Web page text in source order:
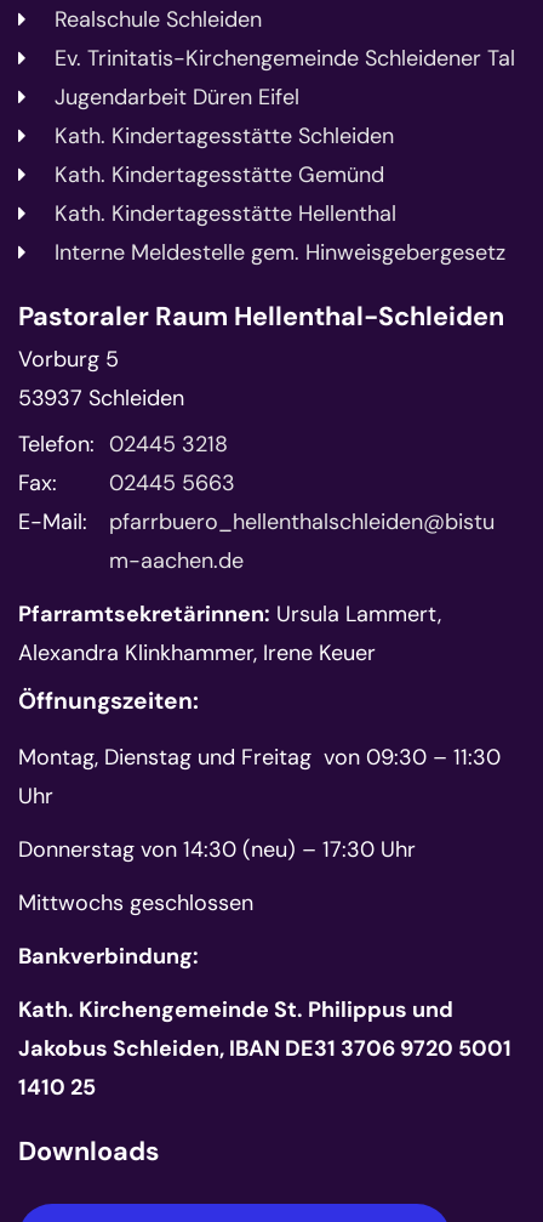
Realschule Schleiden
Ev. Trinitatis-Kirchengemeinde Schleidener Tal
Jugendarbeit Düren Eifel
Kath. Kindertagesstätte Schleiden
Kath. Kindertagesstätte Gemünd
Kath. Kindertagesstätte Hellenthal
Interne Meldestelle gem. Hinweisgebergesetz
Pastoraler Raum Hellenthal-Schleiden
Vorburg 5
53937 Schleiden
Telefon: 02445 3218
Fax:
02445 5663
E-Mail:
pfarrbuero_hellenthalschleiden@bistu
m-aachen.de
Pfarramtsekretärinnen: Ursula Lammert,
Alexandra Klinkhammer, Irene Keuer
Öffnungszeiten:
Montag, Dienstag und Freitag von 09:30 – 11:30
Uhr
Donnerstag von 14:30 (neu) – 17:30 Uhr
Mittwochs geschlossen
Bankverbindung:
Kath. Kirchengemeinde St. Philippus und
Jakobus Schleiden, IBAN DE31 3706 9720 5001
1410 25
Downloads